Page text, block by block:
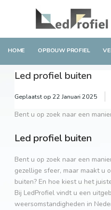
HOME OPBOUW PROFIEL
Led profiel buiten
Geplaatst op 22 Januari 2025
Bent u op zoek naar een
Led profiel buiten
Bent u op zoek naar een
gezellige sfeer, maar maakt u
buiten? En hoe kiest u het
Bij LedProfiel vindt u een
weersomstandigheden in